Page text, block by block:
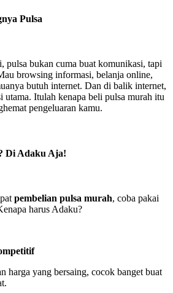
Pulsa
pulsa bukan cuma buat komunikasi, tapi
browsing informasi, belanja online,
butuh internet. Dan di balik internet,
utama. Itulah kenapa beli pulsa murah itu
pengeluaran kamu.
Di Adaku Aja!
pembelian pulsa murah, coba pakai
harus Adaku?
harga yang bersaing, cocok banget buat